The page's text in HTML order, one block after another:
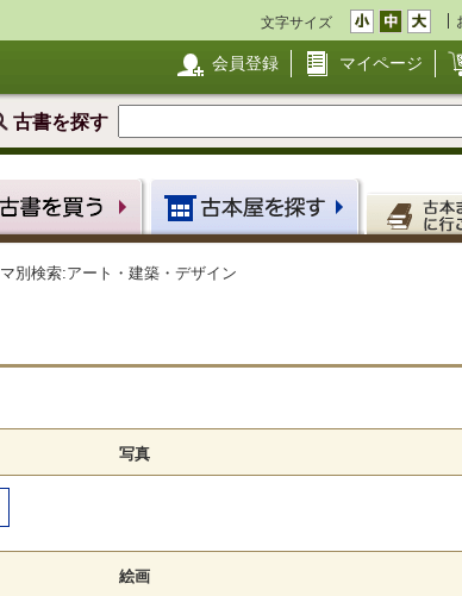
文字サイズ
会員登録 マイページ
古書を探す
別検索:アート・建築・デザイン
写真
絵画